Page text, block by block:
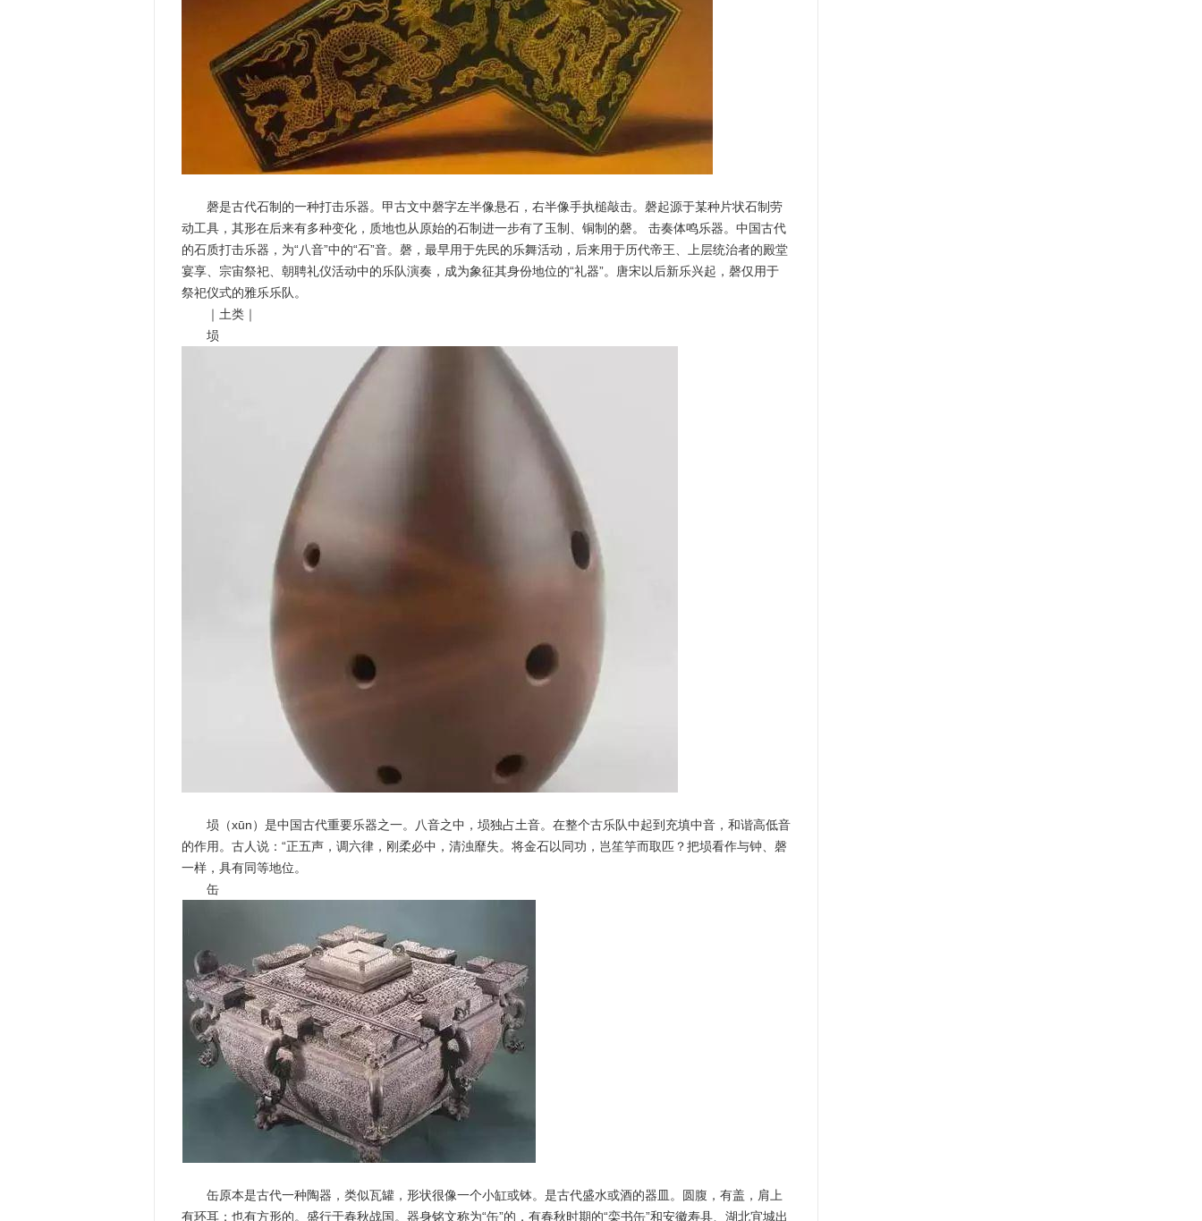
磬是古代石制的一种打击乐器。甲古文中磬字左半像悬石，右半像手执槌敲击。磬起源于某种片状石制劳
动工具，其形在后来有多种变化，质地也从原始的石制进一步有了玉制、铜制的磬。 击奏体鸣乐器。中国古代
的石质打击乐器，为“八音”中的“石”音。磬，最早用于先民的乐舞活动，后来用于历代帝王、上层统治者的殿堂
宴享、宗宙祭祀、朝聘礼仪活动中的乐队演奏，成为象征其身份地位的“礼器”。唐宋以后新乐兴起，磬仅用于
祭祀仪式的雅乐乐队。
｜土类｜
埙
埙（xūn）是中国古代重要乐器之一。八音之中，埙独占土音。在整个古乐队中起到充填中音，和谐高低音
的作用。古人说：“正五声，调六律，刚柔必中，清浊靡失。将金石以同功，岂笙竽而取匹？把埙看作与钟、磬
一样，具有同等地位。
缶
缶原本是古代一种陶器，类似瓦罐，形状很像一个小缸或钵。是古代盛水或酒的器皿。圆腹，有盖，肩上
有环耳；也有方形的。盛行于春秋战国。器身铭文称为“缶”的，有春秋时期的“栾书缶”和安徽寿县、湖北宜城出